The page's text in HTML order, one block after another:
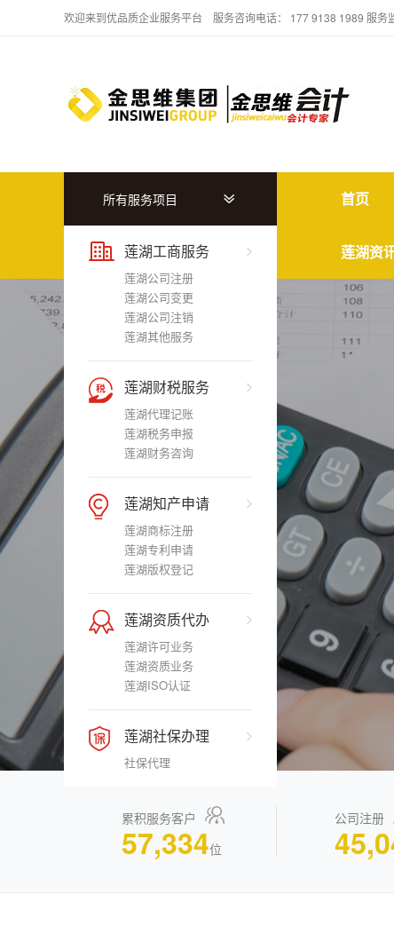
欢迎来到优品质企业服务平台 服务咨询电话： 177 9138 1989 服务
所有服务项目
莲湖工商服务
莲湖公司注册
莲湖公司变更
莲湖公司注销
莲湖其他服务
莲湖财税服务
莲湖代理记账
莲湖税务申报
莲湖财务咨询
莲湖知产申请
莲湖商标注册
莲湖专利申请
莲湖版权登记
莲湖资质代办
莲湖许可业务
莲湖资质业务
莲湖ISO认证
莲湖社保办理
社保代理
首页
莲湖资
累积服务客户
57,334位
公司注册